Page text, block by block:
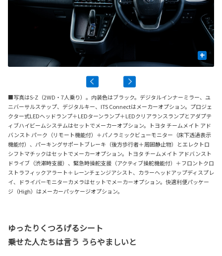
+
■写真はS-Z（2WD・7人乗り）。内装色はブラック。デジタルインナーミラー、ユ
ニバーサルステップ、デジタルキー、ITS Connectはメーカーオプション。プロジェ
クター式LEDヘッドランプ＋LEDターンランプ＋LEDクリアランスランプとアダプテ
ィブハイビームシステムはセットでメーカーオプション。トヨタ チームメイト アド
バンスト パーク（リモート機能付）＋パノラミックビューモニター（床下透過表示
機能付）、パーキングサポートブレーキ（後方歩行者＋周囲静止物）とエレクトロ
シフトマチックはセットでメーカーオプション。トヨタ チームメイト アドバンスト
ドライブ（渋滞時支援）、緊急時操舵支援（アクティブ操舵機能付）＋フロントクロ
ストラフィックアラート＋レーンチェンジアシスト、カラーヘッドアップディスプレ
イ、ドライバーモニターカメラはセットでメーカーオプション。快適利便パッケー
ジ（High）はメーカーパッケージオプション。
ゆったりくつろげるシート
乗せた人たちは言う うらやましいと